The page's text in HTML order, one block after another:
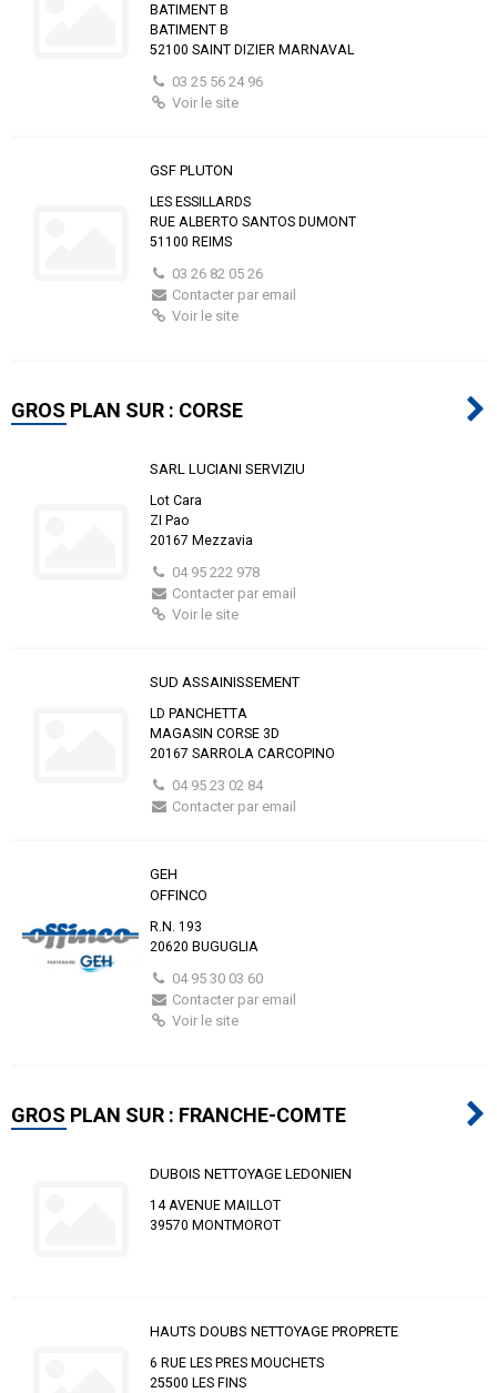
BATIMENT B
BATIMENT B
52100 SAINT DIZIER MARNAVAL
03 25 56 24 96
Voir le site
GSF PLUTON
LES ESSILLARDS
RUE ALBERTO SANTOS DUMONT
51100 REIMS
03 26 82 05 26
Contacter par email
Voir le site
GROS PLAN SUR : CORSE
SARL LUCIANI SERVIZIU
Lot Cara
ZI Pao
20167 Mezzavia
04 95 222 978
Contacter par email
Voir le site
SUD ASSAINISSEMENT
LD PANCHETTA
MAGASIN CORSE 3D
20167 SARROLA CARCOPINO
04 95 23 02 84
Contacter par email
GEH
OFFINCO
R.N. 193
20620 BUGUGLIA
04 95 30 03 60
Contacter par email
Voir le site
GROS PLAN SUR : FRANCHE-COMTE
DUBOIS NETTOYAGE LEDONIEN
14 AVENUE MAILLOT
39570 MONTMOROT
HAUTS DOUBS NETTOYAGE PROPRETE
6 RUE LES PRES MOUCHETS
25500 LES FINS